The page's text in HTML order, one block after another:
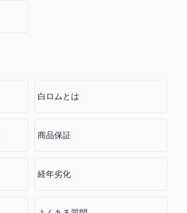
白ロムとは
商品保証
経年劣化